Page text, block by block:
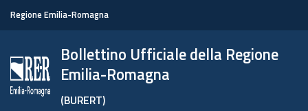
Regione Emilia-Romagna
Bollettino Ufficiale della Regione
Emilia-Romagna
(BURERT)